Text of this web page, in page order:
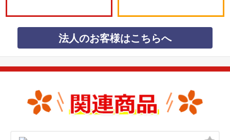
法人のお客様はこちらへ